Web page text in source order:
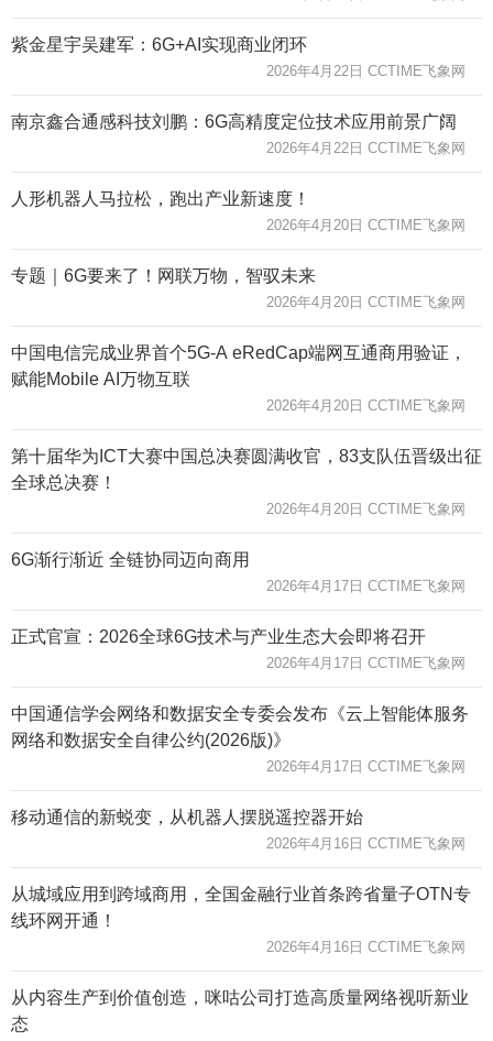
紫金星宇吴建军：6G+AI实现商业闭环
2026年4月22日 CCTIME飞象网
南京鑫合通感科技刘鹏：6G高精度定位技术应用前景广阔
2026年4月22日 CCTIME飞象网
人形机器人马拉松，跑出产业新速度！
2026年4月20日 CCTIME飞象网
专题｜6G要来了！网联万物，智驭未来
2026年4月20日 CCTIME飞象网
中国电信完成业界首个5G-A eRedCap端网互通商用验证，
赋能Mobile AI万物互联
2026年4月20日 CCTIME飞象网
第十届华为ICT大赛中国总决赛圆满收官，83支队伍晋级出征
全球总决赛！
2026年4月20日 CCTIME飞象网
6G渐行渐近 全链协同迈向商用
2026年4月17日 CCTIME飞象网
正式官宣：2026全球6G技术与产业生态大会即将召开
2026年4月17日 CCTIME飞象网
中国通信学会网络和数据安全专委会发布《云上智能体服务
网络和数据安全自律公约(2026版)》
2026年4月17日 CCTIME飞象网
移动通信的新蜕变，从机器人摆脱遥控器开始
2026年4月16日 CCTIME飞象网
从城域应用到跨域商用，全国金融行业首条跨省量子OTN专
线环网开通！
2026年4月16日 CCTIME飞象网
从内容生产到价值创造，咪咕公司打造高质量网络视听新业
态